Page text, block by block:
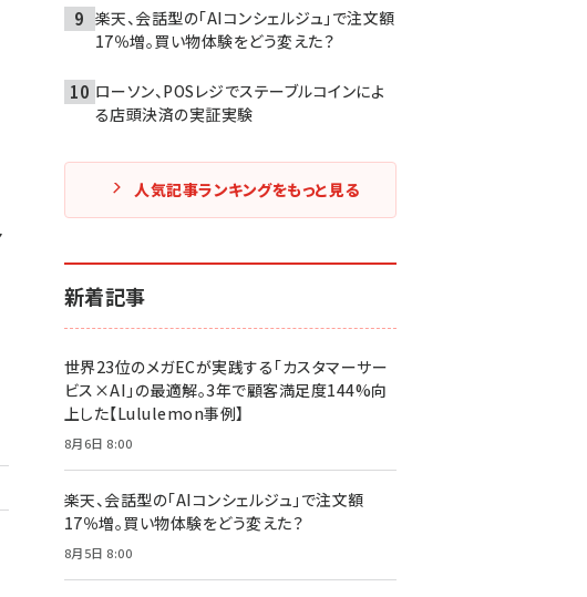
楽天、会話型の「AIコンシェルジュ」で注文額
17％増。買い物体験をどう変えた？
ローソン、POSレジでステーブルコインによ
る店頭決済の実証実験
人気記事ランキングをもっと見る
新着記事
世界23位のメガECが実践する「カスタマーサー
ビス×AI」の最適解。3年で顧客満足度144%向
上した【Lululemon事例】
8月6日 8:00
楽天、会話型の「AIコンシェルジュ」で注文額
17％増。買い物体験をどう変えた？
8月5日 8:00